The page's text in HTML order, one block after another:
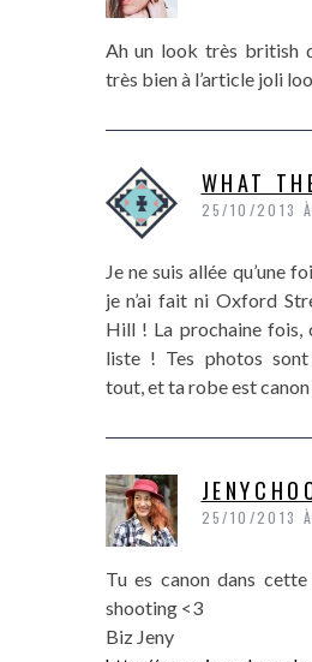
Ah un look très british
très bien à l’article joli
WHAT
25/10/2013
Je ne suis allée qu’une
je n’ai fait ni Oxford
Hill ! La prochaine fois,
liste ! Tes photos
tout, et ta robe est canon
25/10/2013
Tu es canon dans
shooting <3
Biz Jeny